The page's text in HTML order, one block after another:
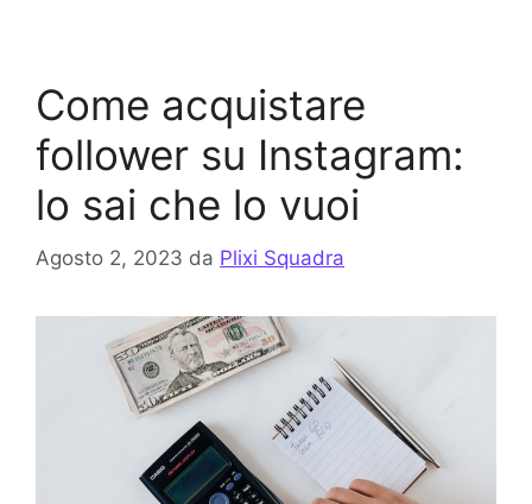
Come acquistare
follower su Instagram:
lo sai che lo vuoi
Agosto 2, 2023 da Plixi Squadra